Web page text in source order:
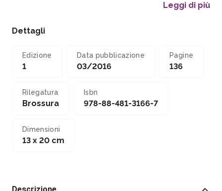
Leggi di più
Dettagli
Edizione
1
Data pubblicazione
03/2016
Pagine
136
Rilegatura
Brossura
Isbn
978-88-481-3166-7
Dimensioni
13 x 20 cm